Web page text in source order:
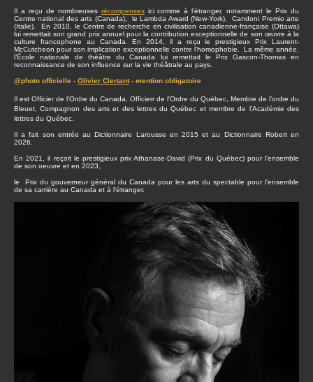
Il a reçu de nombreuses récompensesici comme à l’étranger, notamment le Prix du
Centre national des arts (Canada), le Lambda Award (New-York), Candoni Premio arte
(Italie). En 2010, le Centre de recherche en civilisation canadienne-française (Ottawa)
lui remettait son grand prix annuel pour la contribution exceptionnelle de son œuvre à la
culture francophone au Canada. En 2014, il a reçu le prestigieux Prix Laurent-
McCutcheon pour son implication exceptionnelle contre l’homophobie. La même année,
l’École nationale de théâtre du Canada lui remettait le Prix Gascon-Thomas en
reconnaissance de son influence sur la vie théâtrale au pays.
@photo officielle - Olivier Clertant- mention obligatoire
Il est Officier de l'Ordre du Canada, Officierr de l'Ordre du Québec, Membre de l’ordre du
Bleuet, Compagnon des arts et des lettres du Québec et membre de l’Académie des
lettres du Québec.
Il a fait son entrée au Dictionnaire Larousse en 2015 et au Dictionnaire Robert en
2026.
En 2021, il reçoit le prestigieux prix Athanase-David (Prix du Québec) pour l’ensemble
de son oeuvre et en 2023,
le Prix du gouverneur général du Canada pour les arts du spectable pour l'ensemble
de sa carrière au Canada et à l'étranger.